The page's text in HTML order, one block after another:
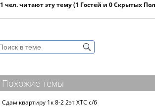
1 чел. читают эту тему (1 Гостей и 0 Скрытых
Похожие темы
Сдам квартиру 1к 8-2 2эт ХТС с/б